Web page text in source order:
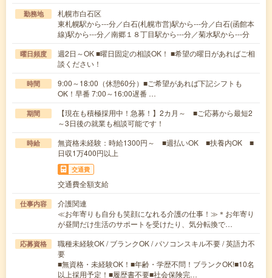
勤務地
札幌市白石区
東札幌駅から---分／白石(札幌市営)駅から---分／白石(函館本
線)駅から---分／南郷１８丁目駅から---分／菊水駅から---分
曜日頻度
週2日～OK ■曜日固定の相談OK！ ■希望の曜日があればご相
談ください！
時間
9:00～18:00（休憩60分）■ご希望があれば下記シフトも
OK！早番 7:00～16:00遅番 …
期間
【現在も積極採用中！急募！】2カ月～ ■ご応募から最短2
～3日後の就業も相談可能です！
時給
無資格未経験：時給1300円～ ■週払いOK ■扶養内OK ■
日収1万400円以上
交通費
交通費全額支給
仕事内容
介護関連
≪お年寄りも自分も笑顔になれる介護の仕事！≫＊お年寄り
が昼間だけ生活のサポートを受けたり、気分転換で…
応募資格
職種未経験OK / ブランクOK / パソコンスキル不要 / 英語力不
要
■無資格・未経験OK！■年齢・学歴不問！ブランクOK!■10名
以上採用予定！■履歴書不要■社会保険完…